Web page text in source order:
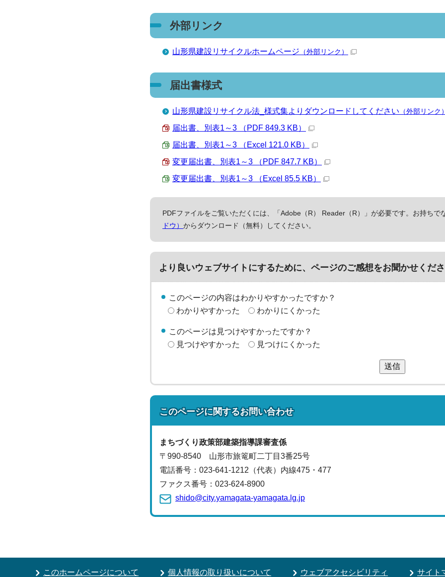
外部リンク
山形県建設リサイクルホームページ （外部リンク）
届出書様式
山形県建設リサイクル法_様式集よりダウンロードしてください （外部リンク
届出書、別表1～3 （PDF 849.3 KB）
届出書、別表1～3 （Excel 121.0 KB）
変更届出書、別表1～3 （PDF 847.7 KB）
変更届出書、別表1～3 （Excel 85.5 KB）
PDFファイルをご覧いただくには、「Adobe（R） Reader（R）」が必要です。お持ちで
ドウ） からダウンロード（無料）してください。
より良いウェブサイトにするために、ページのご感想をお聞かせくだ
このページの内容はわかりやすかったですか？
わかりやすかった
わかりにくかった
このページは見つけやすかったですか？
見つけやすかった
見つけにくかった
送信
このページに関するお問い合わせ
まちづくり政策部建築指導課審査係
〒990-8540 山形市旅篭町二丁目3番25号
電話番号： 023-641-1212（代表） 内線475・477
ファクス番号：023-624-8900
shido@city.yamagata-yamagata.lg.jp
このホームページについて 個人情報の取り扱いについて ウェブアクセシビリティ サイト